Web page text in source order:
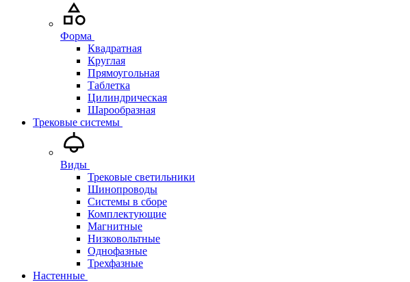
Форма
Квадратная
Круглая
Прямоугольная
Таблетка
Цилиндрическая
Шарообразная
Трековые системы
Виды
Трековые светильники
Шинопроводы
Системы в сборе
Комплектующие
Магнитные
Низковольтные
Однофазные
Трехфазные
Настенные